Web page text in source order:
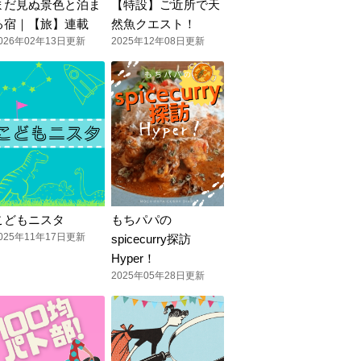
だ見ぬ景色と泊ま
宿｜【旅】連載
年02年13日更新
【特設】ご近所で天
然魚クエスト！
2025年12年08日更新
どもニスタ
年11年17日更新
もちパパの
spicecurry探訪
Hyper！
2025年05年28日更新